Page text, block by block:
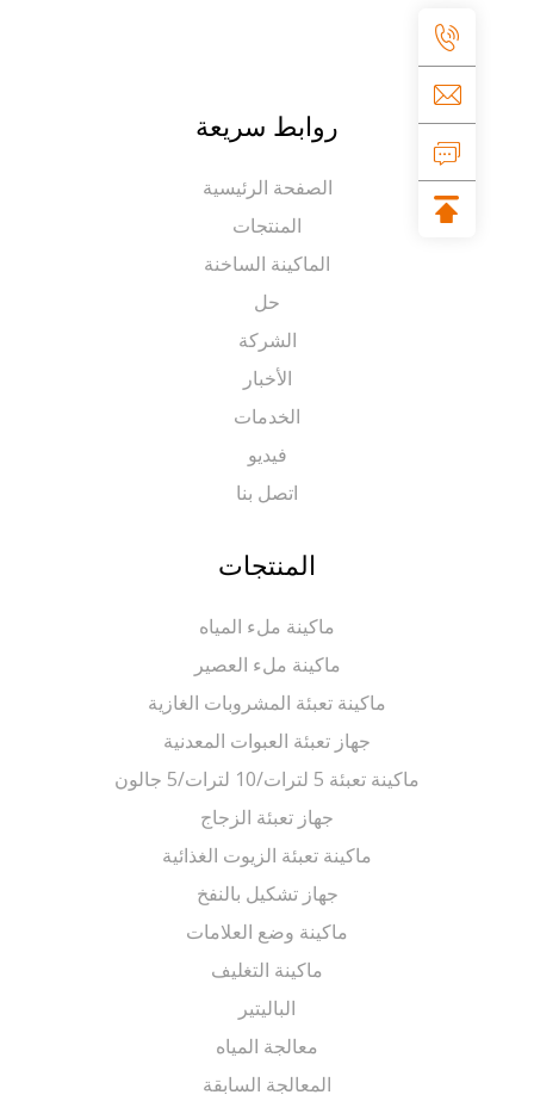
روابط سريعة
الصفحة الرئيسية
المنتجات
الماكينة الساخنة
الشركة
الخدمات
اتصل بنا
المنتجات
ماكينة ملء المياه
ماكينة ملء العصير
ماكينة تعبئة المشروبات الغازية
جهاز تعبئة العبوات المعدنية
ماكينة تعبئة 5 لترات/10 لترات/5 جالون
جهاز تعبئة الزجاج
ماكينة تعبئة الزيوت الغذائية
جهاز تشكيل بالنفخ
ماكينة وضع العلامات
ماكينة التغليف
الباليتير
معالجة المياه
المعالجة السابقة